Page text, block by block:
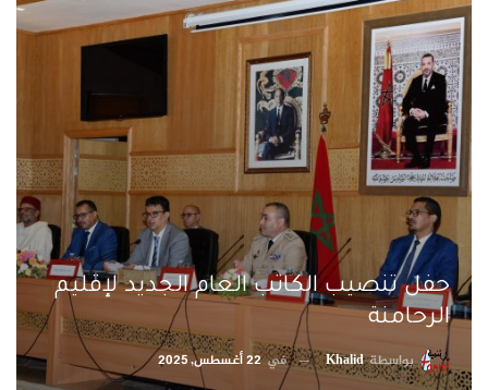
حفل تنصيب الكاتب العام الجديد لإقليم
الرحامنة
بواسطةKhalid في22 أغسطس, 2025